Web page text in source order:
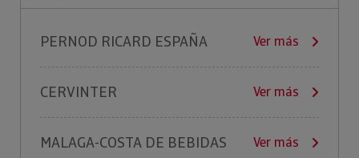
PERNOD RICARD ESPAÑA Ver más
CERVINTER Ver más
MALAGA-COSTA DE BEBIDAS Ver más